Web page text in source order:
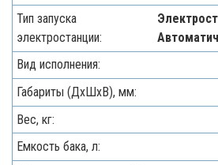
Тип запуска
электростанции:
Вид исполнения:
Габариты (ДхШхВ), мм:
Вес, кг:
Емкость бака, л: